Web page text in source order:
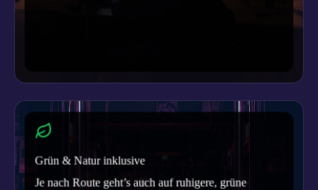
Grün & Natur inklusive
Je nach Route geht’s auch auf ruhigere, grüne